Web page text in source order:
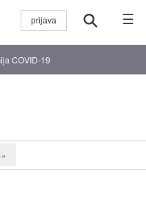
☰
COVID-19